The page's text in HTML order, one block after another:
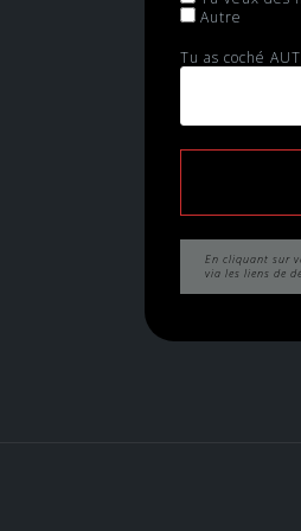
Autre
Tu as coché
En cliquant sur
via les liens de